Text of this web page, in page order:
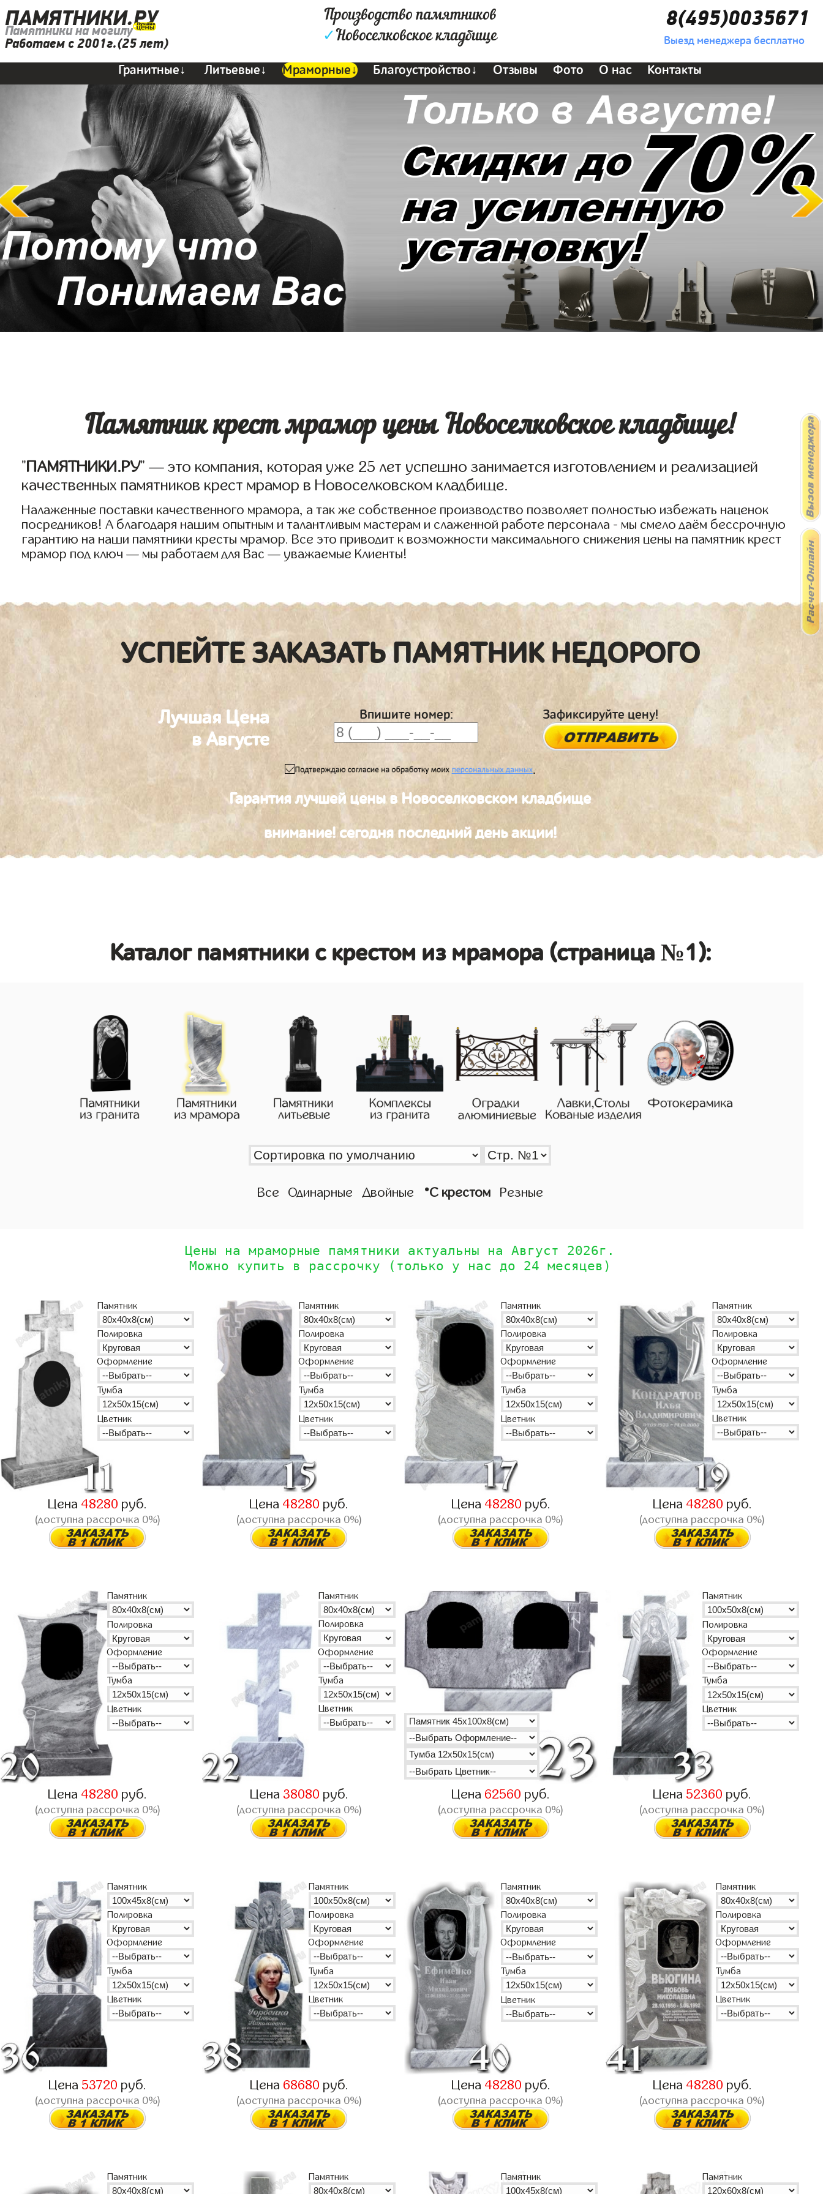
ПАМЯТНИКИ.РУ
Памятники на могилу
Работаем с 2001г.(25 лет)
Производство памятников
✓Новоселковское кладбище
8(495)0035671
Выезд менеджера бесплатно
Гранитные↓ Литьевые↓ Мраморные↓ Благоустройство↓ Отзывы Фото О нас Контакты
Памятник крест мрамор цены Новоселковское кладбище!
"ПАМЯТНИКИ.РУ" — это компания, которая уже 25 лет успешно занимается изготовлением и реализацией
качественных памятников крест мрамор в Новоселковском кладбище.
Налаженные поставки качественного мрамора, а так же собственное производство позволяет полностью избежать наценок
посредников! А благодаря нашим опытным и талантливым мастерам и слаженной работе персонала - мы смело даём бессрочную
гарантию на наши памятники кресты мрамор. Все это приводит к возможности максимального снижения цены на памятник крест
мрамор под ключ — мы работаем для Вас — уважаемые Клиенты!
УСПЕЙТЕ ЗАКАЗАТЬ ПАМЯТНИК НЕДОРОГО
Лучшая Цена
в Августе
Впишите номер: Зафиксируйте цену!
.
Гарантия лучшей цены в Новоселковском кладбище
внимание! сегодня последний день акции!
Каталог памятники с крестом из мрамора (страница №1):
Все Одинарные Двойные •С крестом Резные
Цены на мраморные памятники актуальны на Август 2026г.
Можно купить в рассрочку (только у нас до 24 месяцев)
Памятник
Полировка
Оформление
Тумба
Цветник
Цена 48280 руб.
(доступна рассрочка 0%)
Памятник
Полировка
Оформление
Тумба
Цветник
Цена 48280 руб.
(доступна рассрочка 0%)
Памятник
Полировка
Оформление
Тумба
Цветник
Цена 48280 руб.
(доступна рассрочка 0%)
Памятник
Полировка
Оформление
Тумба
Цветник
Цена 48280 руб.
(доступна рассрочка 0%)
Памятник
Полировка
Оформление
Тумба
Цветник
Цена 48280 руб.
(доступна рассрочка 0%)
Памятник
Полировка
Оформление
Тумба
Цветник
Цена 38080 руб.
(доступна рассрочка 0%)
Цена 62560 руб.
(доступна рассрочка 0%)
Памятник
Полировка
Оформление
Тумба
Цветник
Цена 52360 руб.
(доступна рассрочка 0%)
Памятник
Полировка
Оформление
Тумба
Цветник
Цена 53720 руб.
(доступна рассрочка 0%)
Памятник
Полировка
Оформление
Тумба
Цветник
Цена 68680 руб.
(доступна рассрочка 0%)
Памятник
Полировка
Оформление
Тумба
Цветник
Цена 48280 руб.
(доступна рассрочка 0%)
Памятник
Полировка
Оформление
Тумба
Цветник
Цена 48280 руб.
(доступна рассрочка 0%)
Памятник Памятник Памятник Памятник